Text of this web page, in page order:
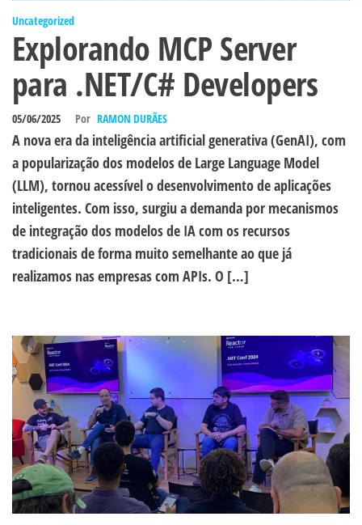
Uncategorized
Explorando MCP Server
para .NET/C# Developers
05/06/2025 Por RAMON DURÃES
A nova era da inteligência artificial generativa (GenAI), com
a popularização dos modelos de Large Language Model
(LLM), tornou acessível o desenvolvimento de aplicações
inteligentes. Com isso, surgiu a demanda por mecanismos
de integração dos modelos de IA com os recursos
tradicionais de forma muito semelhante ao que já
realizamos nas empresas com APIs. O […]